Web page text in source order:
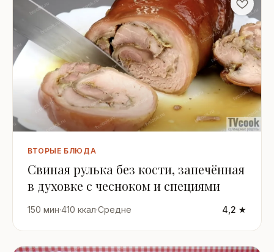
ВТОРЫЕ БЛЮДА
Свиная рулька без кости, запечённая
в духовке с чесноком и специями
150 мин·410 ккал·Средне 4,2 ★